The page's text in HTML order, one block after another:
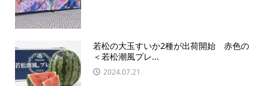
若松の大玉すいか2種が出荷開始 赤色の
＜若松潮風プレ...
2024.07.21